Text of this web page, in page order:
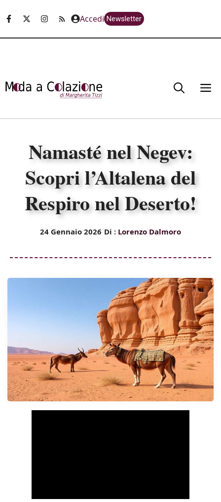
Accedi Newsletter
Namasté nel Negev:
Scopri l’Altalena del
Respiro nel Deserto!
24 Gennaio 2026 Di : Lorenzo Dalmoro